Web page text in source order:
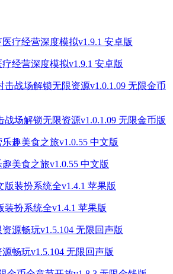
经营深度模拟v1.9.1 安卓版
战场解锁无限资源v1.0.1.09 无限金币版
美食之旅v1.0.55 中文版
装扮系统全v1.4.1 苹果版
畅玩v1.5.104 无限回声版